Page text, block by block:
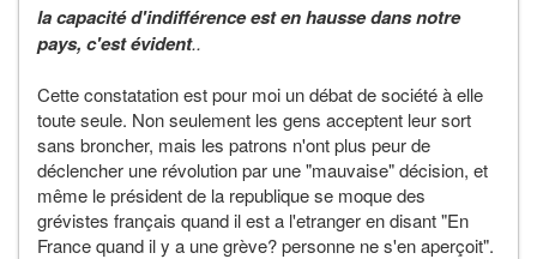
la capacité d'indifférence est en hausse dans notre
pays, c'est évident..
Cette constatation est pour moi un débat de société à elle
toute seule. Non seulement les gens acceptent leur sort
sans broncher, mais les patrons n'ont plus peur de
déclencher une révolution par une "mauvaise" décision, et
même le président de la republique se moque des
grévistes français quand il est a l'etranger en disant "En
France quand il y a une grève? personne ne s'en aperçoit".